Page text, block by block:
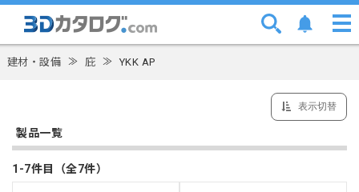
建材・設備 ≫ 庇 ≫ YKK AP
表示切替
製品一覧
1-7件目（全7件）